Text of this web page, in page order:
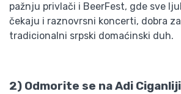
pažnju privlači i BeerFest, gde sve
čekaju i raznovrsni koncerti, dobra
tradicionalni srpski domaćinski duh.
2) Odmorite se na Adi Ciganliji